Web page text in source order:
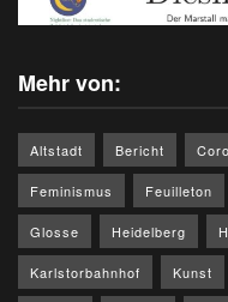
Mehr von:
Altstadt Bericht
Feminismus Feuilleton
Glosse Heidelberg
Karlstorbahnhof Kunst